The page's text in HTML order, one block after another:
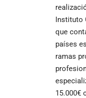
Instituto
que
países
ramas
15.000€